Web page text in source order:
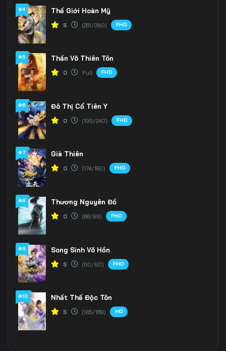
#4 Thế Giới Hoàn Mỹ
5 (281/360) FHD
#5 Thần Võ Thiên Tôn
0 Full FHD
#6 Đô Thị Cổ Tiên Y
0 (199/240) FHD
#7 Già Thiên
0 (174/180) FHD
#8 Thương Nguyên Đồ
0 (88/99) FHD
#9 Song Sinh Võ Hồn
5 (60/60) FHD
#10 Nhất Thế Độc Tôn
5 (165/189) HD